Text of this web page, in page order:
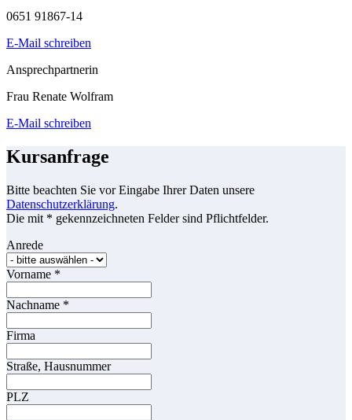
0651 91867-14
E-Mail schreiben
Ansprechpartnerin
Frau Renate Wolfram
E-Mail schreiben
Kursanfrage
Bitte beachten Sie vor Eingabe Ihrer Daten unsere
Datenschutzerklärung.
Die mit * gekennzeichneten Felder sind Pflichtfelder.
Anrede
Vorname *
Nachname *
Firma
Straße, Hausnummer
PLZ